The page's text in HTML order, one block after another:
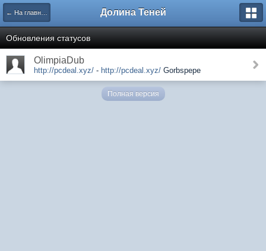
← На главную Долина Теней
Обновления статусов
OlimpiaDub
http://pcdeal.xyz/ - http://pcdeal.xyz/ Gorbspepe
Полная версия